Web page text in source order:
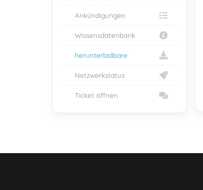
Ankündigungen
Wissensdatenbank
herunterladbare
Netzwerkstatus
Ticket öffnen